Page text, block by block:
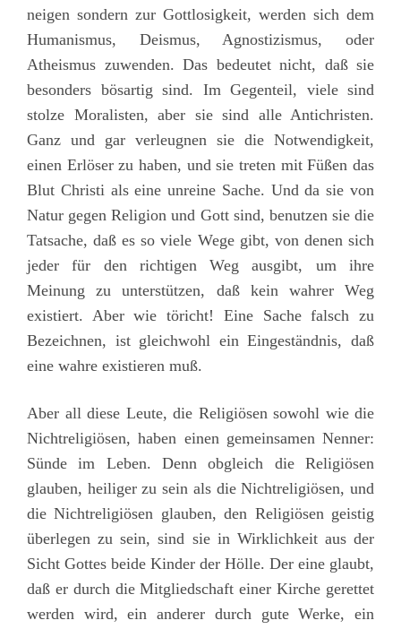
neigen sondern zur Gottlosigkeit, werden sich dem
Humanismus, Deismus, Agnostizismus, oder
Atheismus zuwenden. Das bedeutet nicht, daß sie
besonders bösartig sind. Im Gegenteil, viele sind
stolze Moralisten, aber sie sind alle Antichristen.
Ganz und gar verleugnen sie die Notwendigkeit,
einen Erlöser zu haben, und sie treten mit Füßen das
Blut Christi als eine unreine Sache. Und da sie von
Natur gegen Religion und Gott sind, benutzen sie die
Tatsache, daß es so viele Wege gibt, von denen sich
jeder für den richtigen Weg ausgibt, um ihre
Meinung zu unterstützen, daß kein wahrer Weg
existiert. Aber wie töricht! Eine Sache falsch zu
Bezeichnen, ist gleichwohl ein Eingeständnis, daß
eine wahre existieren muß.
Aber all diese Leute, die Religiösen sowohl wie die
Nichtreligiösen, haben einen gemeinsamen Nenner:
Sünde im Leben. Denn obgleich die Religiösen
glauben, heiliger zu sein als die Nichtreligiösen, und
die Nichtreligiösen glauben, den Religiösen geistig
überlegen zu sein, sind sie in Wirklichkeit aus der
Sicht Gottes beide Kinder der Hölle. Der eine glaubt,
daß er durch die Mitgliedschaft einer Kirche gerettet
werden wird, ein anderer durch gute Werke, ein